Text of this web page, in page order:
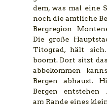
dem, was mal eine
noch die amtliche
Bergregion
Die große
Titograd, hält
boomt. Dort sitzt
abbekommen
Bergen abhaust.
Bergen entstehen
am Rande eines